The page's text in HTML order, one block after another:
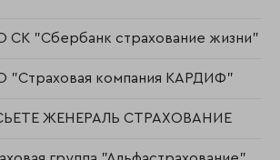
СК "Сбербанк страхование жизни"
"Страховая компания КАРДИФ"
ЖЕНЕРАЛЬ СТРАХОВАНИЕ